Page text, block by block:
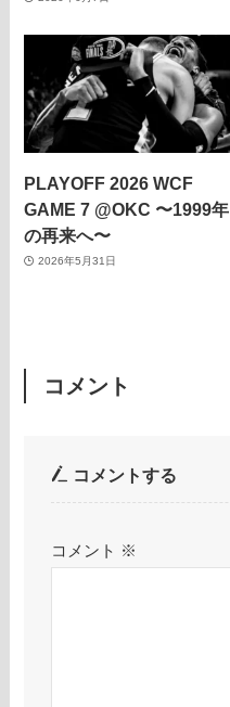
PLAYOFF 2026 WCF
GAME 7 @OKC 〜1999年
の再来へ〜
2026年5月31日
コメント
コメントする
コメント ※